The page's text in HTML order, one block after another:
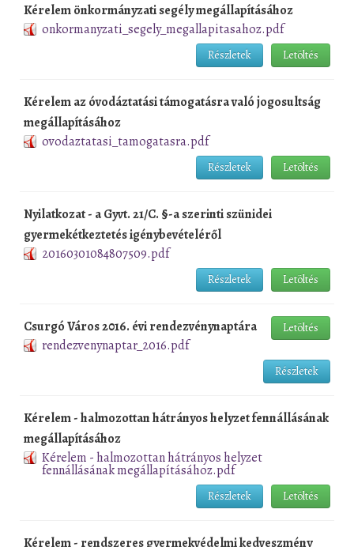
Kérelem önkormányzati segély megállapításához
onkormanyzati_segely_megallapitasahoz.pdf
Letöltés
Részletek
Kérelem az óvodáztatási támogatásra való jogosultság
megállapításához
ovodaztatasi_tamogatasra.pdf
Letöltés
Részletek
Nyilatkozat - a Gyvt. 21/C. §-a szerinti szünidei
gyermekétkeztetés igénybevételéről
20160301084807509.pdf
Letöltés
Részletek
Csurgó Város 2016. évi rendezvénynaptára
rendezvenynaptar_2016.pdf
Letöltés
Részletek
Kérelem - halmozottan hátrányos helyzet fennállásának
megállapításához
Kérelem - halmozottan hátrányos helyzet
fennállásának megállapításához.pdf
Letöltés
Részletek
Kérelem - rendszeres gyermekvédelmi kedveszmény